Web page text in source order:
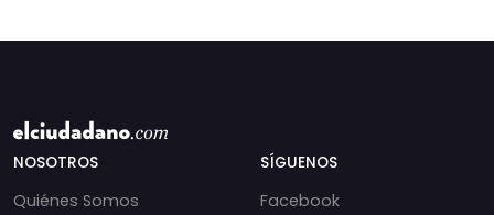
NOSOTROS
Quiénes Somos
SÍGUENOS
Facebook